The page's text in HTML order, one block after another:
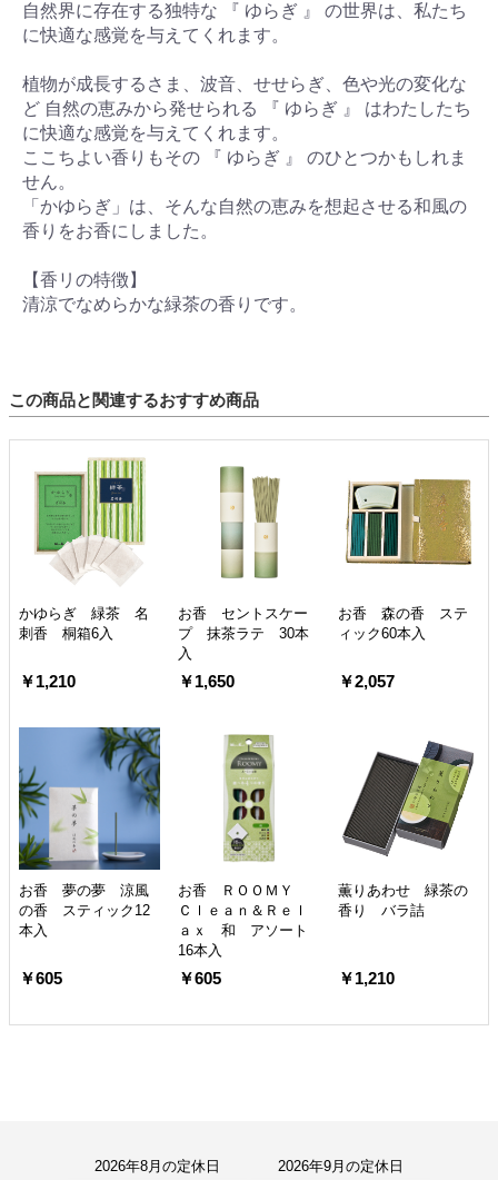
自然界に存在する独特な 『 ゆらぎ 』 の世界は、私たち
に快適な感覚を与えてくれます。
植物が成長するさま、波音、せせらぎ、色や光の変化な
ど 自然の恵みから発せられる 『 ゆらぎ 』 はわたしたち
に快適な感覚を与えてくれます。
ここちよい香りもその 『 ゆらぎ 』 のひとつかもしれま
せん。
「かゆらぎ」は、そんな自然の恵みを想起させる和風の
香りをお香にしました。
【香リの特徴】
清涼でなめらかな緑茶の香りです。
この商品と関連するおすすめ商品
かゆらぎ 緑茶 名
刺香 桐箱6入
￥1,210
お香 セントスケー
プ 抹茶ラテ 30本
入
￥1,650
お香 森の香 ステ
ィック60本入
￥2,057
お香 夢の夢 涼風
の香 スティック12
本入
￥605
お香 ＲＯＯＭＹ
Ｃｌｅａｎ＆Ｒｅｌ
ａｘ 和 アソート
16本入
￥605
薫りあわせ 緑茶の
香り バラ詰
￥1,210
2026年8月の定休日
2026年9月の定休日